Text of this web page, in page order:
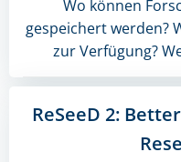
Wo können
gespeichert werden?
zur Verfügung?
ReSeeD 2: